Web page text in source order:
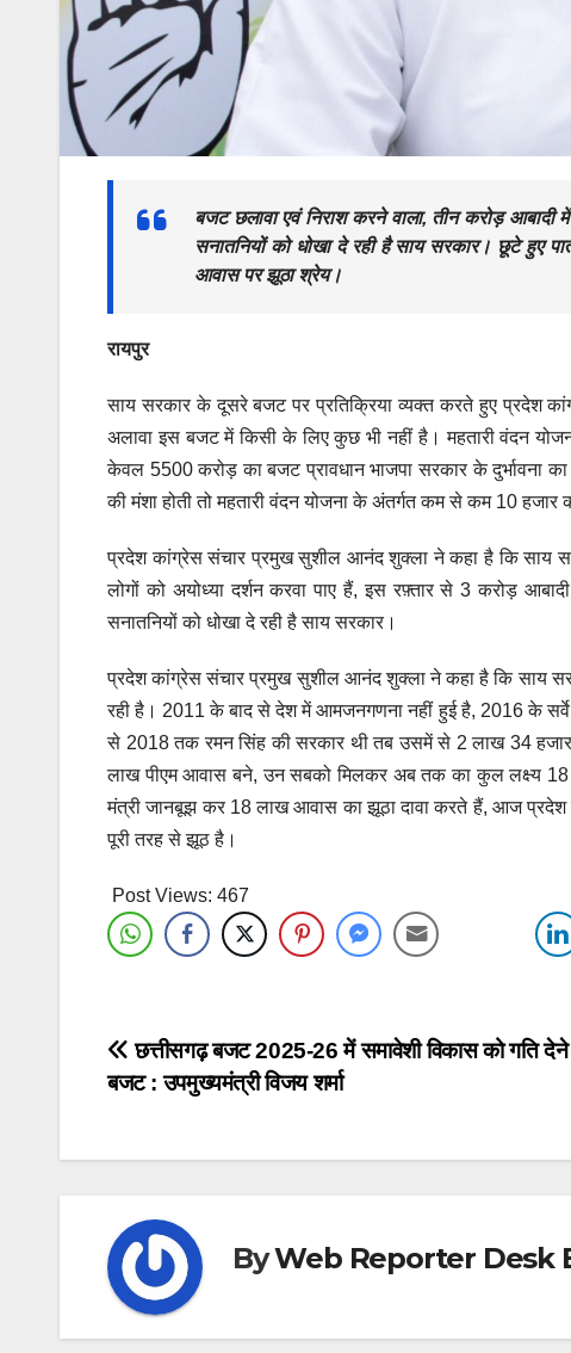
बजट छलावा एवं निराश करने वाला, तीन करोड़
सनातनियों को धोखा दे रही है साय सरकार। छूटे हुए
आवास पर झूठा श्रेय।
रायपुर
साय सरकार के दूसरे बजट पर प्रतिक्रिया व्यक्त करते हुए
अलावा इस बजट में किसी के लिए कुछ भी नहीं है। महतारी वंदन
केवल 5500 करोड़ का बजट प्रावधान भाजपा सरकार के दुर्भावना
की मंशा होती तो महतारी वंदन योजना के अंतर्गत कम से कम 10 हजार
प्रदेश कांग्रेस संचार प्रमुख सुशील आनंद शुक्ला ने कहा है कि साय
लोगों को अयोध्या दर्शन करवा पाए हैं, इस रफ़्तार से 3 करोड़
सनातनियों को धोखा दे रही है साय सरकार।
प्रदेश कांग्रेस संचार प्रमुख सुशील आनंद शुक्ला ने कहा है कि साय
रही है। 2011 के बाद से देश में आमजनगणना नहीं हुई है, 2016 के
से 2018 तक रमन सिंह की सरकार थी तब उसमें से 2 लाख 34
लाख पीएम आवास बने, उन सबको मिलकर अब तक का कुल लक्ष्य 18
मंत्री जानबूझ कर 18 लाख आवास का झूठा दावा करते हैं, आज प्रदेश
पूरी तरह से झूठ है।
Post Views: 467
Post
navigation
छत्तीसगढ़ बजट 2025-26 में समावेशी विकास को गति देने
बजट : उपमुख्यमंत्री विजय शर्मा
ByWeb Reporter Desk